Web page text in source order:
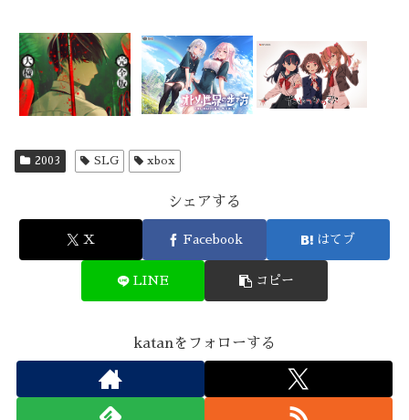
2003 SLG xbox
シェアする
X Facebook はてブ
LINE コピー
katanをフォローする